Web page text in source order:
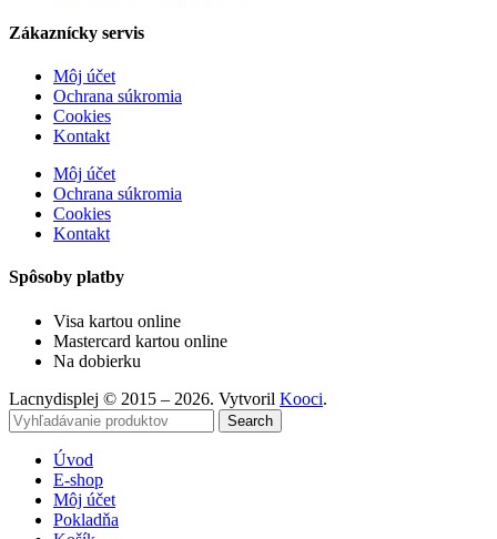
Zákaznícky servis
Môj účet
Ochrana súkromia
Cookies
Kontakt
Môj účet
Ochrana súkromia
Cookies
Kontakt
Spôsoby platby
Visa kartou online
Mastercard kartou online
Na dobierku
Lacnydisplej © 2015 – 2026. Vytvoril Kooci.
Search
Úvod
E-shop
Môj účet
Pokladňa